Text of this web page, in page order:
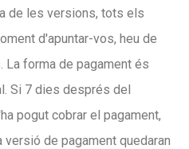
de les versions, tots els
d'apuntar-vos, heu de
La forma de pagament és
Si 7 dies després del
pogut cobrar el pagament,
de pagament quedaran